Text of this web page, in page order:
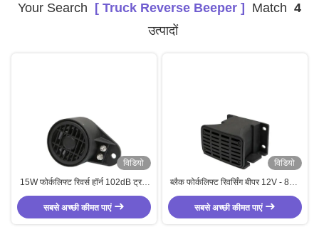
Your Search [ Truck Reverse Beeper ] Match 4
उत्पादों
विडियो
15W फोर्कलिफ्ट रिवर्स हॉर्न 102dB ट्रक
रिवर्स बीपर 12V छह स्वर
सबसे अच्छी कीमत पाएं
विडियो
ब्लैक फोर्कलिफ्ट रिवर्सिंग बीपर 12V - 80V
वाहन रिवर्सिंग अलार्म
सबसे अच्छी कीमत पाएं